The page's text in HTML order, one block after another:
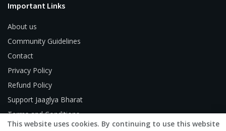
Important Links
About us
Community Guidelines
Contact
Privacy Policy
Refund Policy
Support Jaaglya Bharat
Terms and Conditions
This website uses cookies. By continuing to use this website